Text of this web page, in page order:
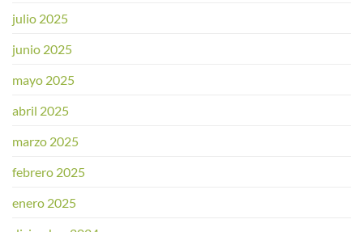
julio 2025
junio 2025
mayo 2025
abril 2025
marzo 2025
febrero 2025
enero 2025